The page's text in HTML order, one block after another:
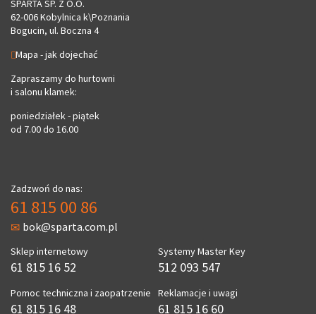
SPARTA SP. Z O.O.
62-006 Kobylnica k\Poznania
Bogucin, ul. Boczna 4
Mapa - jak dojechać
Zapraszamy do hurtowni
i salonu klamek:
poniedziałek - piątek
od 7.00 do 16.00
Zadzwoń do nas:
61 815 00 86
bok@sparta.com.pl
Sklep internetowy
61 815 16 52
Pomoc techniczna i zaopatrzenie
61 815 16 48
Systemy Master Key
512 093 547
Reklamacje i uwagi
61 815 16 60